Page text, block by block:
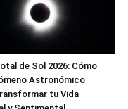
de Sol 2026: Cómo
Astronómico
tu Vida